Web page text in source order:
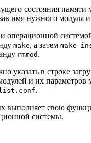
состояния памяти
имя нужного модуля
make, а затем make
rmmod .
указать в строке
и их параметров
.
выполняет свою
системы.